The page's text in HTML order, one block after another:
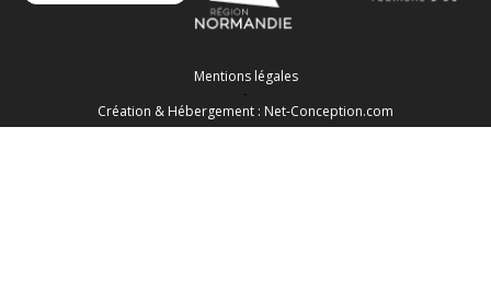
Mentions légales
-
Création & Hébergement : Net-Conception.com